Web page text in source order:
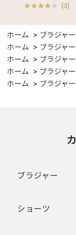
(3)
ホーム
ブラジャー
ホーム
ブラジャー
ホーム
ブラジャー
ホーム
ブラジャー
ホーム
ブラジャー
ブラジャー
ショーツ